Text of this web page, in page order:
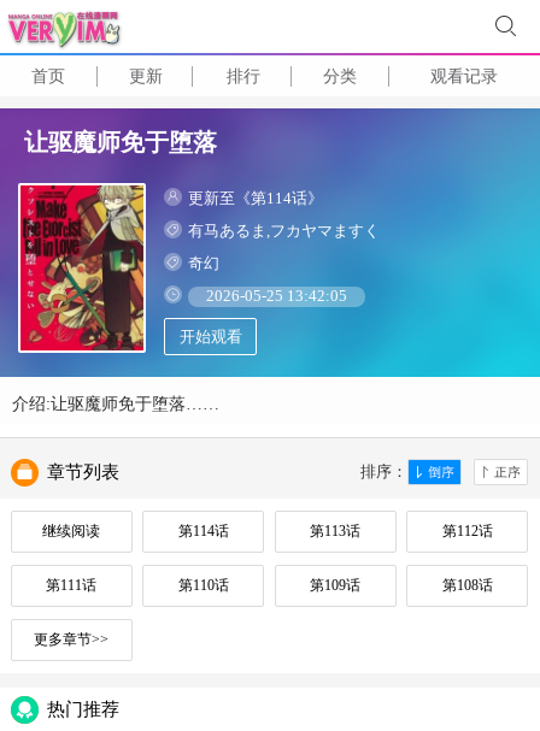
首页 更新 排行 分类 观看记录
让驱魔师免于堕落
更新至《第114话》
有马あるま,フカヤマますく
奇幻
2026-05-25 13:42:05
开始观看
介绍:让驱魔师免于堕落……
排序：
章节列表
继续阅读 第114话 第113话 第112话
第111话 第110话 第109话 第108话
更多章节>>
热门推荐